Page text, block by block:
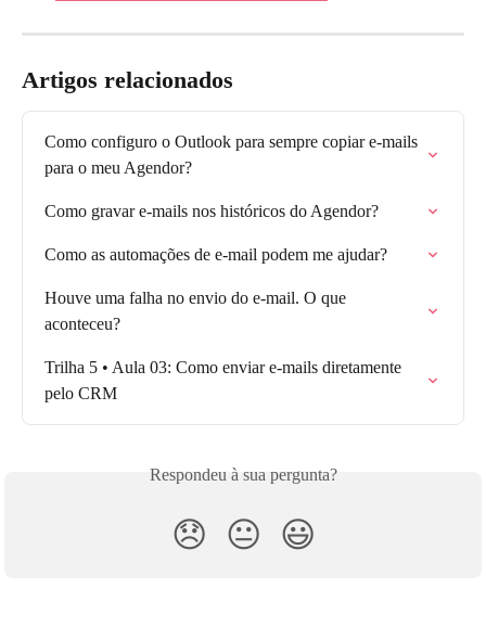
Artigos relacionados
Como configuro o Outlook para sempre copiar e-mails
para o meu Agendor?
Como gravar e-mails nos históricos do Agendor?
Como as automações de e-mail podem me ajudar?
Houve uma falha no envio do e-mail. O que
aconteceu?
Trilha 5 • Aula 03: Como enviar e-mails diretamente
pelo CRM
Respondeu à sua pergunta?
😞 😐 😃